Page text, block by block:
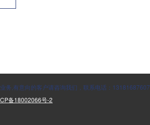
务,有意向的客户请咨询我们，联系电话：13181687607
备18002066号-2